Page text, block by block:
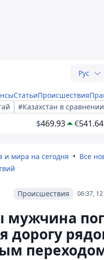
Рус
СтатьиПроисшествия
#Казахстан в сравнении
$469.93 €541.64
и мира на сегодня
Все
06:37,
Происшествия
мужчина
дорогу